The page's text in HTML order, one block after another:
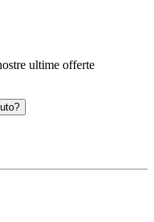
ultime offerte